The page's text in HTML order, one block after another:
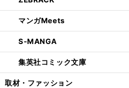
マンガMeets
S-MANGA
集英社コミック文庫
取材・ファッション